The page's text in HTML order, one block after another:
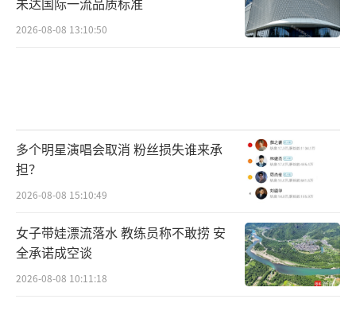
2026-08-08 13:10:50
多个明星演唱会取消 粉丝损失谁来承
担？
2026-08-08 15:10:49
女子带娃漂流落水 教练员称不敢捞 安
全承诺成空谈
2026-08-08 10:11:18